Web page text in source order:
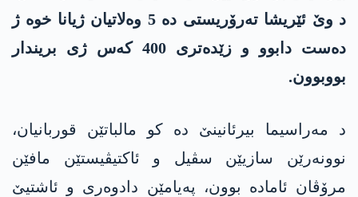
د وێ ئێریشا تەرۆریستی دە 5 وەلاتیان ژیانا خوە ژ
دەست دابوو و زێدەتری 400 کەس ژی بریندار
بووبوون.
د مەراسیما بیرئانینێ دە کو مالباتێن قوربانیان،
نوونەرێن سازیێن سڤیل و ئاکتیڤیستێن مافێن
مرۆڤان ئامادە بوون، پەیامێن دادوەری و ئاشتیێ